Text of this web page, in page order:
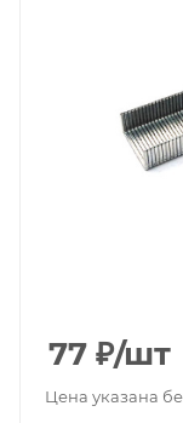
77 ₽/шт
Цена указана